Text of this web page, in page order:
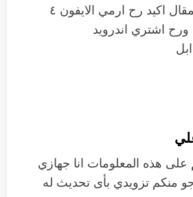
بعد هذا المقال اكيد رح ارمي الايفون ٤
اشتري اندرويد
هذه المعلومات انا جهازي